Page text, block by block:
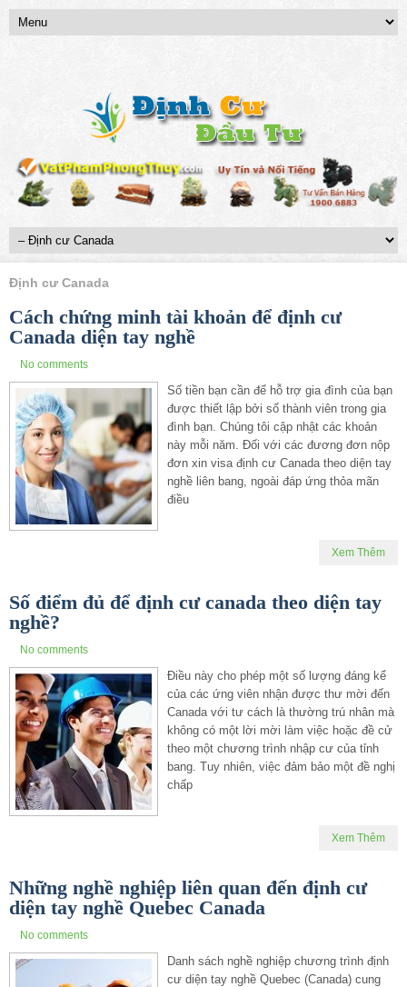
Định cư Canada
Cách chứng minh tài khoản để định cư
Canada diện tay nghề
No comments
Số tiền bạn cần để hỗ trợ gia đình của bạn
được thiết lập bởi số thành viên trong gia
đình bạn. Chúng tôi cập nhật các khoản
này mỗi năm. Đối với các đương đơn nộp
đơn xin visa định cư Canada theo diện tay
nghề liên bang, ngoài đáp ứng thỏa mãn
điều
Xem Thêm
Số điểm đủ để định cư canada theo diện tay
nghề?
No comments
Điều này cho phép một số lượng đáng kể
của các ứng viên nhận được thư mời đến
Canada với tư cách là thường trú nhân mà
không có một lời mời làm việc hoặc đề cử
theo một chương trình nhập cư của tỉnh
bang. Tuy nhiên, việc đảm bảo một đề nghị
chấp
Xem Thêm
Những nghề nghiệp liên quan đến định cư
diện tay nghề Quebec Canada
No comments
Danh sách nghề nghiệp chương trình định
cư diện tay nghề Quebec (Canada) cung